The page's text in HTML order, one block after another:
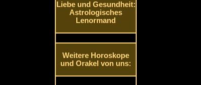
Liebe und Gesundheit:
Astrologisches
Lenormand
Weitere Horoskope
und Orakel von uns: